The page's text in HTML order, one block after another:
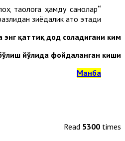
“Алҳамду лиллаҳиллазий биниъматиҳи татиммус солиҳат”
таолога ҳамду санолар
зиёдалик ато этади.
қаттиқ дод соладигани ким?”.
йўлида фойдаланган киши”.
Манба
Read 5300 times